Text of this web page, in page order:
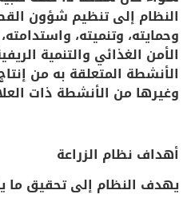
النظام إلى تنظيم شؤون
وحمايته، وتنميته،
الأمن الغذائي والتنمية
الأنشطة المتعلقة به من
وغيرها من الأنشطة ذات
أهداف نظام الزراعة
يهدف النظام إلى تحقيق ما